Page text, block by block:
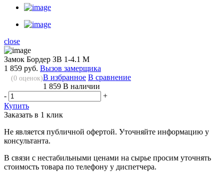
close
Замок Бордер ЗВ 1-4.1 М
1 859 руб. Вызов замерщика
(0 оценок)В избранное В сравнение
1 859 В наличии
-
+
Купить
Заказать в 1 клик
Не является публичной офертой. Уточняйте информацию у
консультанта.
В связи с нестабильными ценами на сырье просим уточнять
стоимость товара по телефону у диспетчера.